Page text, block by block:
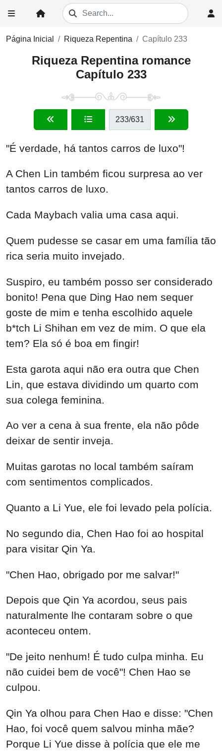
Página Inicial Riqueza Repentina Capítulo 233
Riqueza Repentina romance
Capítulo 233
233/631
"É verdade, há tantos carros de luxo"!
A Chen Lin também ficou surpresa ao ver
tantos carros de luxo.
Cada Maybach valia uma casa aqui.
Quem pudesse se casar em uma família tão
rica seria muito invejado.
Suspiro, eu também posso ser considerado
bonito! Pena que Ding Hao nem sequer
goste de mim e tenha escolhido aquele
b*tch Li Shihan em vez de mim. O que ela
tem? Ela só é boa em fingir!
Esta garota aqui não era outra que Chen
Lin, que estava dividindo um quarto com
sua colega feminina.
Ao ver a cena à sua frente, ela não pôde
deixar de sentir inveja.
Muitas garotas no local também saíram
com sentimentos complicados.
Quanto a Li Yue, ele foi levado pela polícia.
No segundo dia, Chen Hao foi ao hospital
para visitar Qin Ya.
"Chen Hao, obrigado por me salvar!"
Depois que Qin Ya acordou, seus pais
naturalmente lhe contaram sobre o que
aconteceu ontem.
"De jeito nenhum! É tudo culpa minha. Eu
não cuidei bem de você"! Chen Hao se
culpou.
Qin Ya olhou para Chen Hao e disse: "Chen
Hao, foi você quem salvou minha mãe?
Porque Li Yue disse à polícia que ele me